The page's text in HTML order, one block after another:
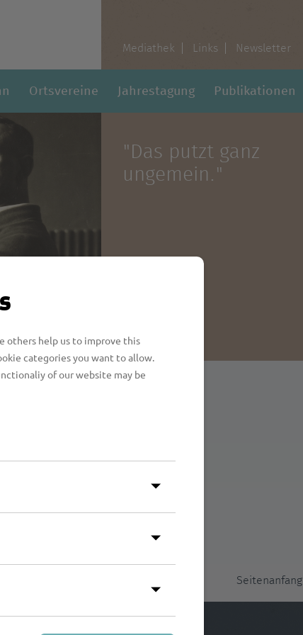
Mediathek Links Newsletter
Ortsvereine Jahrestagung Publikationen
"Das putzt ganz
ungemein."
Seitenanfang
others help us to improve this
categories you want to allow.
of our website may be